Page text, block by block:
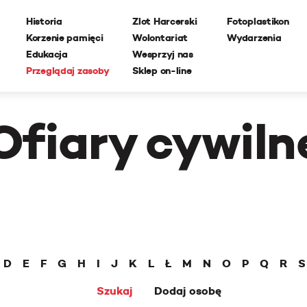
Historia
Korzenie pamięci
Edukacja
Przeglądaj zasoby
Zlot Harcerski
Wolontariat
Wesprzyj nas
Sklep on-line
Fotoplastikon
Wydarzenia
D E F G H I J K L Ł M N O P Q R
S
Szukaj
Dodaj osobę